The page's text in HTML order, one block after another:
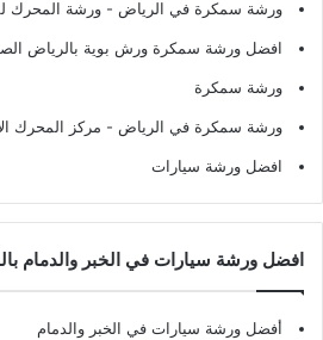
ورشة سمكرة في الرياض - ورشة المحرك
افضل ورشة سمكرة ورش بوية بالرياض
ورشة سمكرة
ورشة سمكرة في الرياض - مركز المحرك
افضل ورشة سيارات
افضل ورشة سيارات في الخبر والدمام
أفضل ورشة سيارات في الخبر والدمام